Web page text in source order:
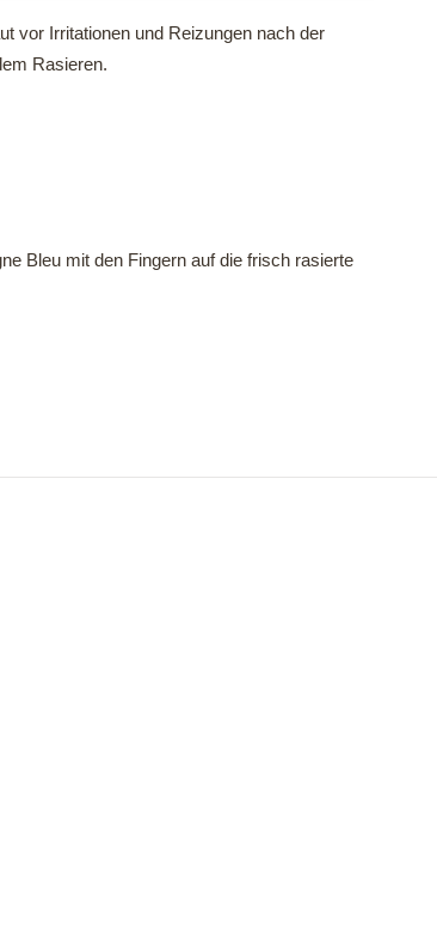
vor Irritationen und Reizungen nach der
Rasieren.
Bleu mit den Fingern auf die frisch rasierte